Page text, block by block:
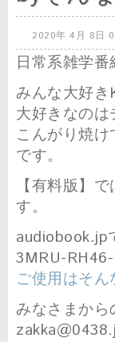
2020年 4月 8日
日常系雑学
みんな大好き
大好きなのは
こんがり焼
です。
【有料版】
す。
audiobook.jp
3MRU-
ご使用はそ
みなさまから